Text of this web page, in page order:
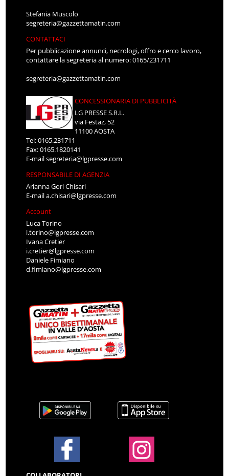
Stefania Muscolo
segreteria@gazzettamatin.com
CONTATTACI
Per pubblicazione annunci, necrologi, offro e cerco lavoro,
contattare la segreteria al numero: 0165/231711
segreteria@gazzettamatin.com
CONCESSIONARIA DI PUBBLICITÀ
LG PRESSE S.R.L.
via Festaz, 52
11100 AOSTA
Tel: 0165.231711
Fax: 0165.1820141
E-mailsegreteria@lgpresse.com
RESPONSABILE DI AGENZIA
Arianna Gori Chisari
E-maila.chisari@lgpresse.com
Account
Luca Torino
l.torino@lgpresse.com
Ivana Cretier
i.cretier@lgpresse.com
Daniele Fimiano
d.fimiano@lgpresse.com